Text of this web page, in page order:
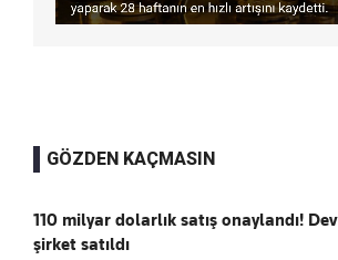
GÖZDEN KAÇMASIN
110 milyar dolarlık satış onaylandı! Dev
şirket satıldı